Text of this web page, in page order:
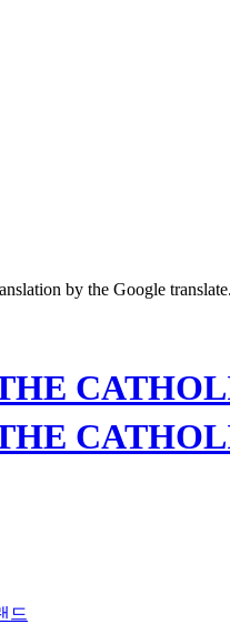
by the Google
드